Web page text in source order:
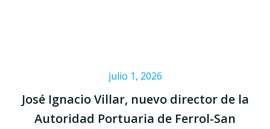
julio 1, 2026
José Ignacio Villar, nuevo director de la
Autoridad Portuaria de Ferrol-San